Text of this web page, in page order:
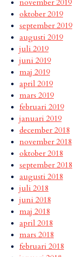
november 2019
oktober 2019
september 2019
augusti 2019
juli 2019
juni 2019
maj 2019
april 2019
mars 2019
februari 2019
januari 2019
december 2018
november 2018
oktober 2018
september 2018
augusti 2018
juli 2018
juni 2018
maj 2018
april 2018
mars 2018
februari 2018